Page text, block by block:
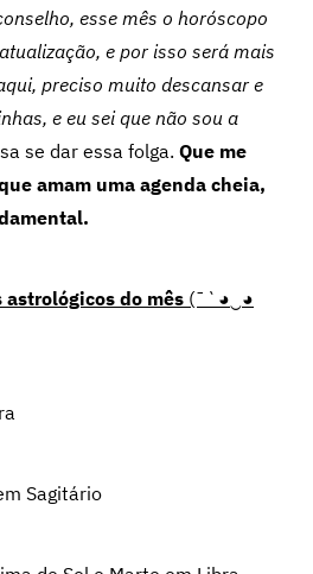
esse mês o horóscopo
e por isso será mais
preciso muito descansar e
e eu sei que não sou a
se dar essa folga. Que me
amam uma agenda cheia,
astrológicos do mês (¯` ◕ ◕
Sagitário